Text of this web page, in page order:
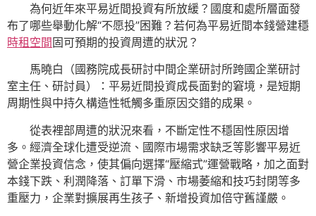
為何近年來平易近間投資有所放緩？國度和處所層面發
布了哪些舉動化解“不愿投”困難？若何為平易近間本錢營建穩
時租空間固可預期的投資周遭的狀況？
馬曉白（國務院成長研討中間企業研討所跨國企業研討
室主任、研討員）：平易近間投資成長面對的窘境，是短期
周期性與中持久構造性牴觸多重原因交錯的成果。
從表裡部周遭的狀況來看，不斷定性不穩固性原因增
多。經濟全球化遭受逆流、國際市場需求缺乏等影響平易近
營企業投資信念，使其偏向選擇“壓縮式”運營戰略，加之面對
本錢下跌、利潤降落、訂單下滑、市場萎縮和技巧封閉等多
重壓力，企業對擴展再生孩子、新增投資加倍守舊謹嚴。